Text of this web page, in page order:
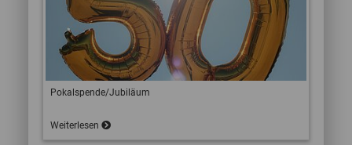
Pokalspende/Jubiläum
Weiterlesen